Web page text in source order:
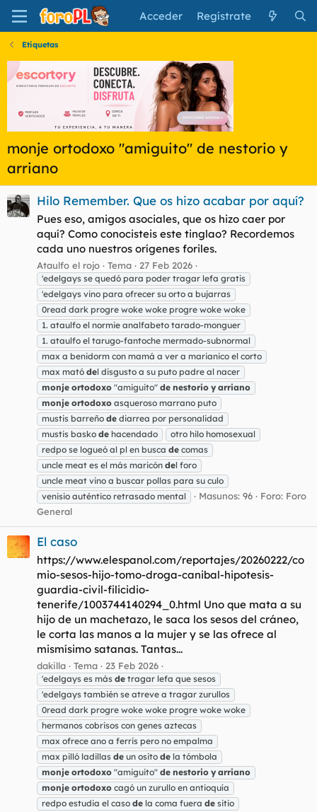
Acceder Regístrate
Etiquetas
monje ortodoxo "amiguito" de nestorio y
arriano
Hilo Remember. Que os hizo acabar por aquí?
Pues eso, amigos asociales, que os hizo caer por
aquí? Como conocisteis este tinglao? Recordemos
cada uno nuestros orígenes foriles.
Ataulfo el rojo Tema 27 Feb 2026
'edelgays se quedó para poder tragar lefa gratis
'edelgays vino para ofrecer su orto a bujarras
0read dark progre woke woke progre woke woke
1. ataulfo el normie analfabeto tarado-monguer
1. ataulfo el tarugo-fantoche mermado-subnormal
max a benidorm con mamá a ver a marianico el corto
max mató del disgusto a su puto padre al nacer
monje ortodoxo "amiguito" de nestorio y arriano
monje ortodoxo asqueroso marrano puto
mustis barreño de diarrea por personalidad
mustis basko de hacendado
otro hilo homosexual
redpo se logueó al pl en busca de comas
uncle meat es el más maricón del foro
uncle meat vino a buscar pollas para su culo
venisio auténtico retrasado mental
Masunos: 96 Foro: Foro
General
El caso
https://www.elespanol.com/reportajes/20260222/co
mio-sesos-hijo-tomo-droga-canibal-hipotesis-
guardia-civil-filicidio-
tenerife/1003744140294_0.html Uno que mata a su
hijo de un machetazo, le saca los sesos del cráneo,
le corta las manos a la mujer y se las ofrece al
mismísimo satanas. Tantas...
dakilla Tema 23 Feb 2026
'edelgays es más de tragar lefa que sesos
'edelgays también se atreve a tragar zurullos
0read dark progre woke woke progre woke woke
hermanos cobrisos con genes aztecas
max ofrece ano a ferris pero no empalma
max pilló ladillas de un osito de la tómbola
monje ortodoxo "amiguito" de nestorio y arriano
monje ortodoxo cagó un zurullo en antioquía
redpo estudia el caso de la coma fuera de sitio